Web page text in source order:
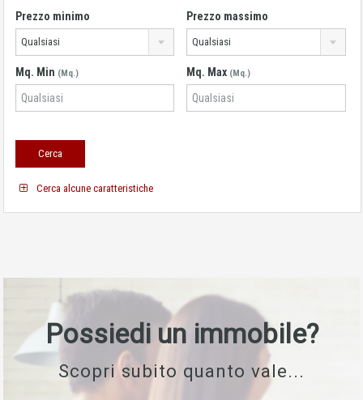
Prezzo minimo
Qualsiasi
Prezzo massimo
Qualsiasi
Mq. Min (Mq.) Mq. Max (Mq.)
Cerca alcune caratteristiche
Possiedi un immobile?
Scopri subito quanto vale...